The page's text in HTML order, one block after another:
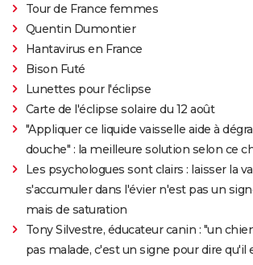
Tour de France femmes
Quentin Dumontier
Hantavirus en France
Bison Futé
Lunettes pour l'éclipse
Carte de l'éclipse solaire du 12 août
"Appliquer ce liquide vaisselle aide à
douche" : la meilleure solution selon ce
Les psychologues sont clairs : laisser la
s'accumuler dans l'évier n'est pas un
mais de saturation
Tony Silvestre, éducateur canin : "un
pas malade, c'est un signe pour dire qu'il